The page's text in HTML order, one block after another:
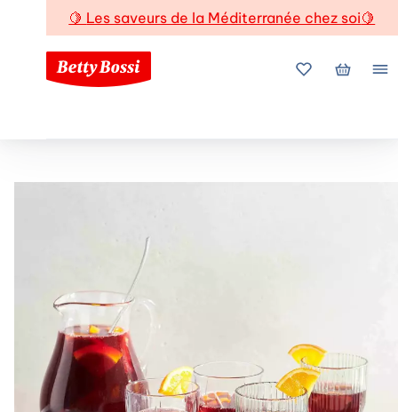
🍋 Les saveurs de la Méditerranée chez soi🍋
Mes favoris
Mon